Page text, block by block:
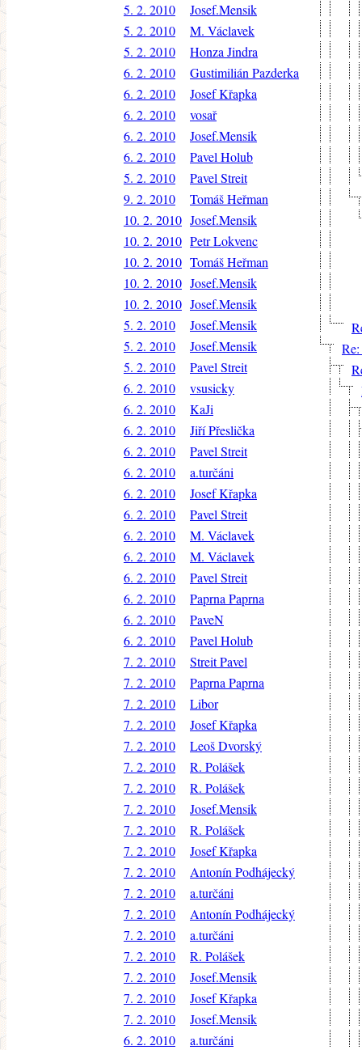
5. 2. 2010
Josef.Mensik
5. 2. 2010
M. Václavek
5. 2. 2010
Honza Jindra
6. 2. 2010
Gustimilián Pazderka
6. 2. 2010
Josef Křapka
6. 2. 2010
vosař
6. 2. 2010
Josef.Mensik
6. 2. 2010
Pavel Holub
5. 2. 2010
Pavel Streit
9. 2. 2010
Tomáš Heřman
10. 2. 2010 Josef.Mensik
10. 2. 2010 Petr Lokvenc
10. 2. 2010 Tomáš Heřman
10. 2. 2010 Josef.Mensik
10. 2. 2010 Josef.Mensik
5. 2. 2010
Josef.Mensik
5. 2. 2010
Josef.Mensik
5. 2. 2010
Pavel Streit
6. 2. 2010
vsusicky
6. 2. 2010
KaJi
6. 2. 2010
Jiří Přeslička
6. 2. 2010
Pavel Streit
6. 2. 2010
a.turčáni
6. 2. 2010
Josef Křapka
6. 2. 2010
Pavel Streit
6. 2. 2010
M. Václavek
6. 2. 2010
M. Václavek
6. 2. 2010
Pavel Streit
6. 2. 2010
Paprna Paprna
6. 2. 2010
PaveN
6. 2. 2010
Pavel Holub
7. 2. 2010
Streit Pavel
7. 2. 2010
Paprna Paprna
7. 2. 2010
Libor
7. 2. 2010
Josef Křapka
7. 2. 2010
Leoš Dvorský
7. 2. 2010
R. Polášek
7. 2. 2010
R. Polášek
7. 2. 2010
Josef.Mensik
7. 2. 2010
R. Polášek
7. 2. 2010
Josef Křapka
7. 2. 2010
Antonín Podhájecký
7. 2. 2010
a.turčáni
7. 2. 2010
Antonín Podhájecký
7. 2. 2010
a.turčáni
7. 2. 2010
R. Polášek
7. 2. 2010
Josef.Mensik
7. 2. 2010
Josef Křapka
7. 2. 2010
Josef.Mensik
6. 2. 2010
a.turčáni